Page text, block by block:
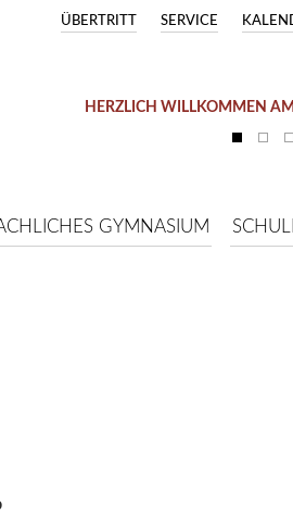
SERVICE
ÜBERTRITT
HERZLICH WILLKOMMEN
GYMNASIUM